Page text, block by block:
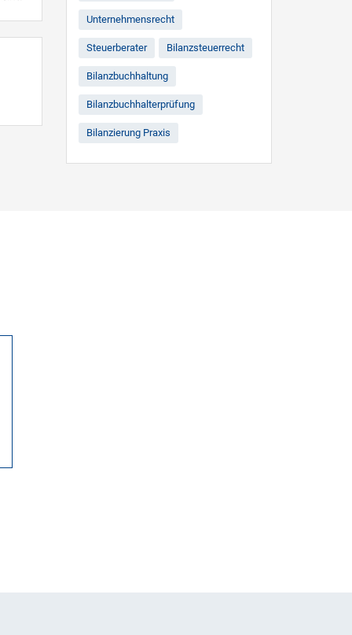
Unternehmensrecht
Steuerberater Bilanzsteuerrecht
Bilanzbuchhaltung
Bilanzbuchhalterprüfung
Bilanzierung Praxis